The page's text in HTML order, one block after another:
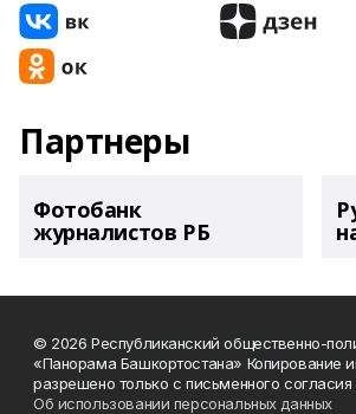
Партнеры
Фотобанк
журналистов РБ
© 2026 Республиканский общественно-
«Панорама Башкортостана» Копирование
разрешено только с письменного
Об использовании персональных данных